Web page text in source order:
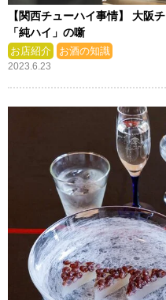
【関西チューハイ事情】 大阪
「純ハイ」の噺
お店紹介 お酒の知識
2023.6.23